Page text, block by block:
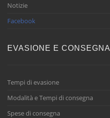
Notizie
Facebook
EVASIONE E CONSEGNA
Tempi di evasione
Modalità e Tempi di consegna
Spese di consegna